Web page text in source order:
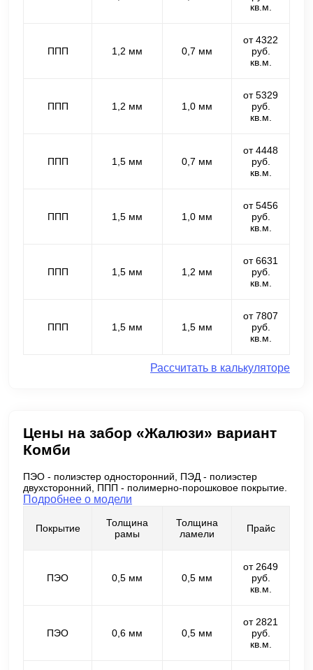
кв.м.
ППП 1,2 мм 0,7 мм
от 4322
руб.
кв.м.
ППП 1,2 мм 1,0 мм
от 5329
руб.
кв.м.
ППП 1,5 мм 0,7 мм
от 4448
руб.
кв.м.
ППП 1,5 мм 1,0 мм
от 5456
руб.
кв.м.
ППП 1,5 мм 1,2 мм
от 6631
руб.
кв.м.
ППП 1,5 мм 1,5 мм
от 7807
руб.
кв.м.
Рассчитать в калькуляторе
Цены на забор «Жалюзи» вариант
Комби
ПЭО - полиэстер односторонний, ПЭД - полиэстер
двухсторонний, ППП - полимерно-порошковое покрытие.
Подробнее о модели
Покрытие
Толщина
рамы
Толщина
ламели
Прайс
ПЭО 0,5 мм 0,5 мм
от 2649
руб.
кв.м.
ПЭО 0,6 мм 0,5 мм
от 2821
руб.
кв.м.